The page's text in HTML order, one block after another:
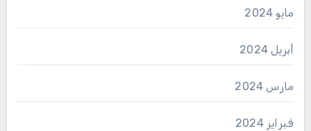
مايو 2024
أبريل 2024
مارس 2024
فبراير 2024